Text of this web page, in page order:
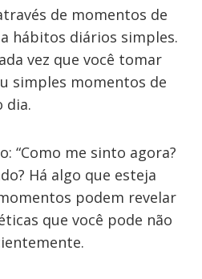
de momentos de
hábitos diários simples.
vez que você tomar
simples momentos de
dia.
“Como me sinto agora?
Há algo que esteja
podem revelar
que você pode não